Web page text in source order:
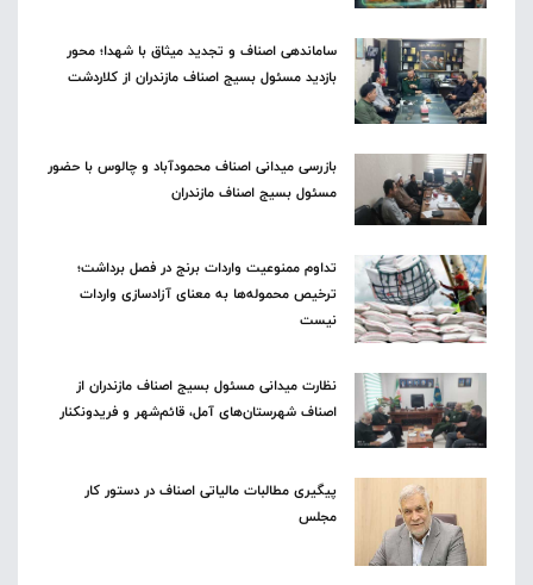
ساماندهی اصناف و تجدید میثاق با شهدا؛ محور
بازدید مسئول بسیج اصناف مازندران از کلاردشت
بازرسی میدانی اصناف محمودآباد و چالوس با حضور
مسئول بسیج اصناف مازندران
تداوم ممنوعیت واردات برنج در فصل برداشت؛
ترخیص محموله‌ها به معنای آزادسازی واردات
نیست
نظارت میدانی مسئول بسیج اصناف مازندران از
اصناف شهرستان‌های آمل، قائم‌شهر و فریدونکنار
پیگیری مطالبات مالیاتی اصناف در دستور کار
مجلس